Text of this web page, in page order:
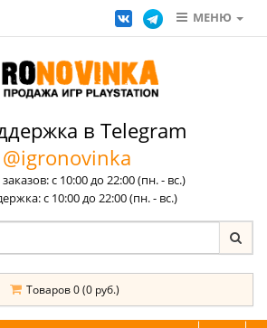
МЕНЮ
в Telegram
@igronovinka
с 10:00 до 22:00 (пн. - вс.)
с 10:00 до 22:00 (пн. - вс.)
Товаров 0 (0 руб.)